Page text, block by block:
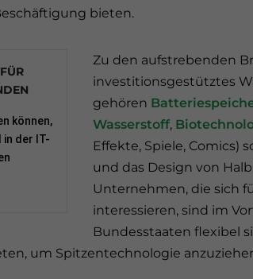
bieten.
können,
der IT-
Zu den aufstrebenden
investitionsgestütztes
gehören
Wasserstoff,
Effekte, Spiele, Comics)
und das Design von
Unternehmen, die sich
interessieren, sind im
Bundesstaaten flexibel
um Spitzentechnologie